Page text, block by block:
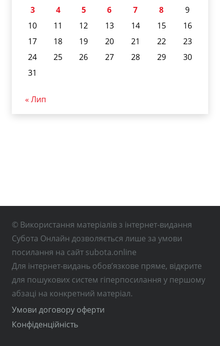
3
4 5 6 7 8
9
10
11 12 13 14 15
16
17
18 19 20 21 22
23
24
25 26 27 28 29
30
31
« Лип
© Використання матеріалів з інтернет-видання
Субота Онлайн дозволяється лише за умови
посилання на сайт subota.online
Для інтернет-видань обов’язкове пряме, відкрите
для пошукових систем гіперпосилання у першому
абзаці на конкретний матеріал.
Умови договору оферти
Конфіденційність